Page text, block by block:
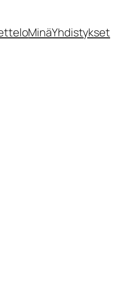
MinäYhdistykset